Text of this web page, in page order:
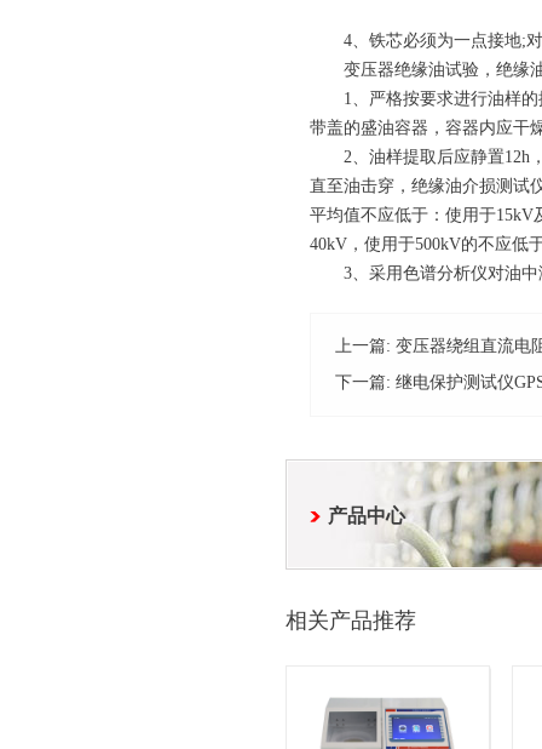
4、铁芯必须为一点接地;对
变压器绝缘油试验，绝缘
1、严格按要求进行油样的
带盖的盛油容器，容器内应干
2、油样提取后应静置12h
直至油击穿，绝缘油介损测试
平均值不应低于：使用于15kV
40kV，使用于500kV的不应低
3、采用色谱分析仪对油中
上一篇: 变压器绕组直流电
下一篇: 继电保护测试仪
产品中心
相关产品推荐